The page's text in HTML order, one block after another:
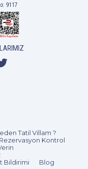
9117
Tatil Villam ?
Rezervasyon Kontrol
Bildirimi
Blog